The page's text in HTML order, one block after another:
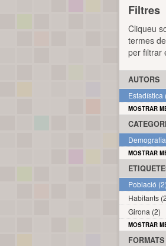
Filtres
Cliqueu
termes
per filtrar
AUTORS
Estadística
MOSTRAR
MOSTRAR
Població (2)
Habitants
Girona (2)
MOSTRAR
FORMATS